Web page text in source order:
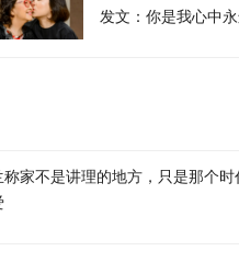
发文：你是我心中永
称家不是讲理的地方，只是那个时